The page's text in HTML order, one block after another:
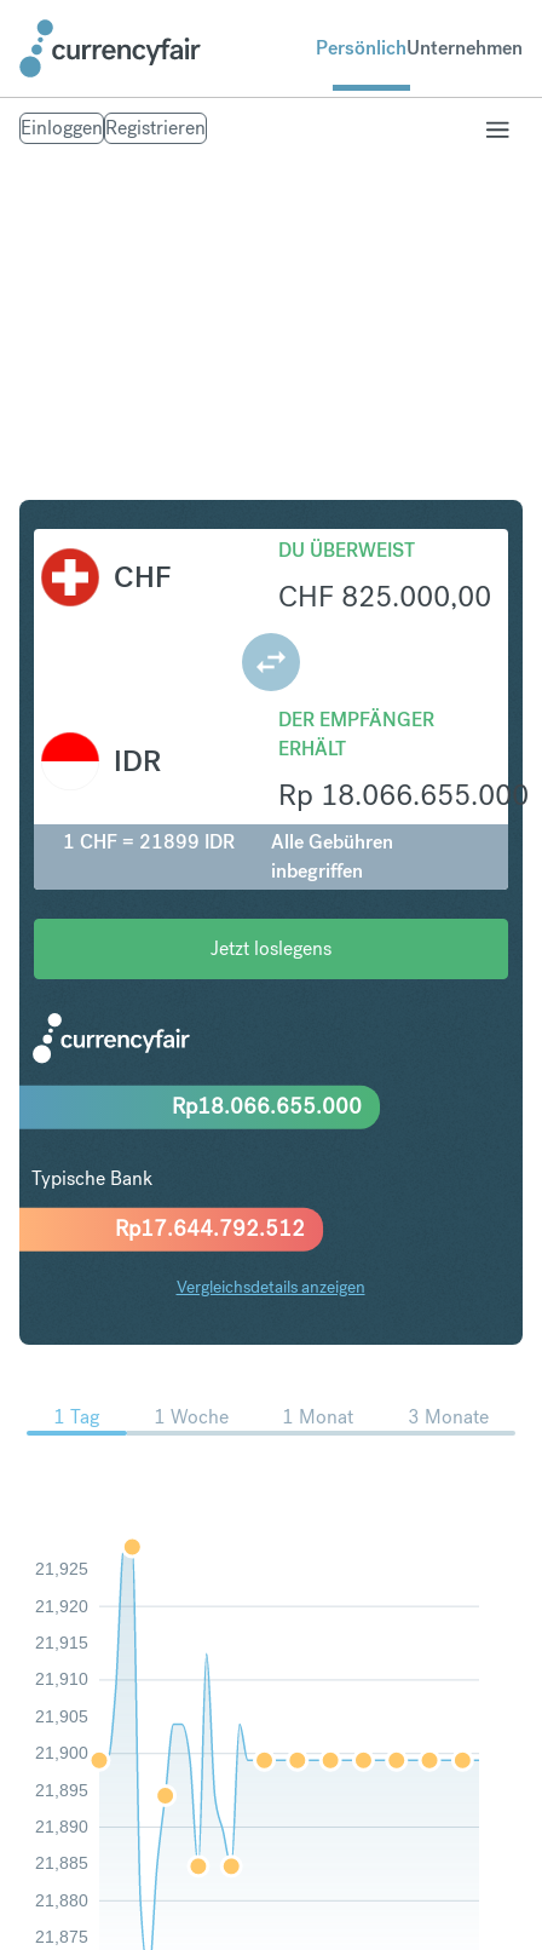
PersönlichUnternehmen
EinloggenRegistrieren
CHF
DU ÜBERWEIST
CHF 825.000,00
DER EMPFÄNGER
ERHÄLT
Rp 18.066.655.000
IDR
1 CHF = 21899 IDR
Alle Gebühren
inbegriffen
Jetzt loslegens
Rp17.644.792.512
Rp18.066.655.000
Typische Bank
Vergleichsdetails anzeigen
CHF in IDR Trends
1 Tag 1 Woche 1 Monat 3 Monate
21,875
21,880
21,885
21,890
21,895
21,900
21,905
21,910
21,915
21,920
21,925